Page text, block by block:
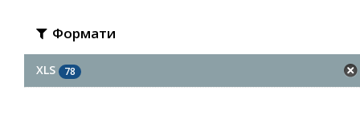
Формати
XLS 78